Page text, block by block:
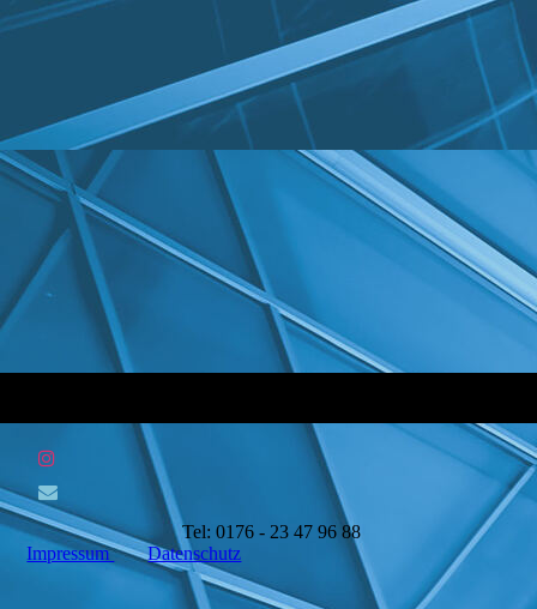
Tel: 0176 - 23 47 96 88
Impressum
Datenschutz